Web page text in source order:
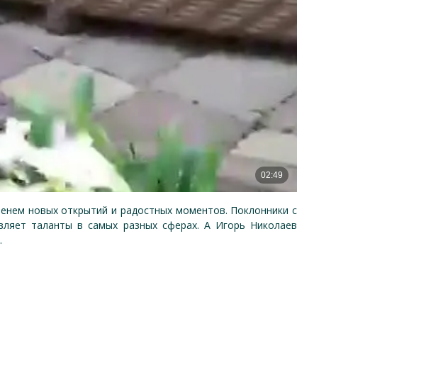
новых открытий и радостных моментов. Поклонники с
таланты в самых разных сферах. А Игорь Николаев